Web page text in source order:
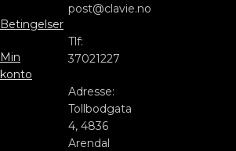
Betingelser
Min
konto
post@clavie.no
Tlf:
37021227
Adresse:
Tollbodgata
4, 4836
Arendal